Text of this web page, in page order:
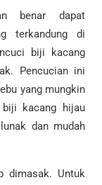
benar dapat
terkandung di
biji kacang
Pencucian ini
yang mungkin
kacang hijau
dan mudah
dimasak. Untuk